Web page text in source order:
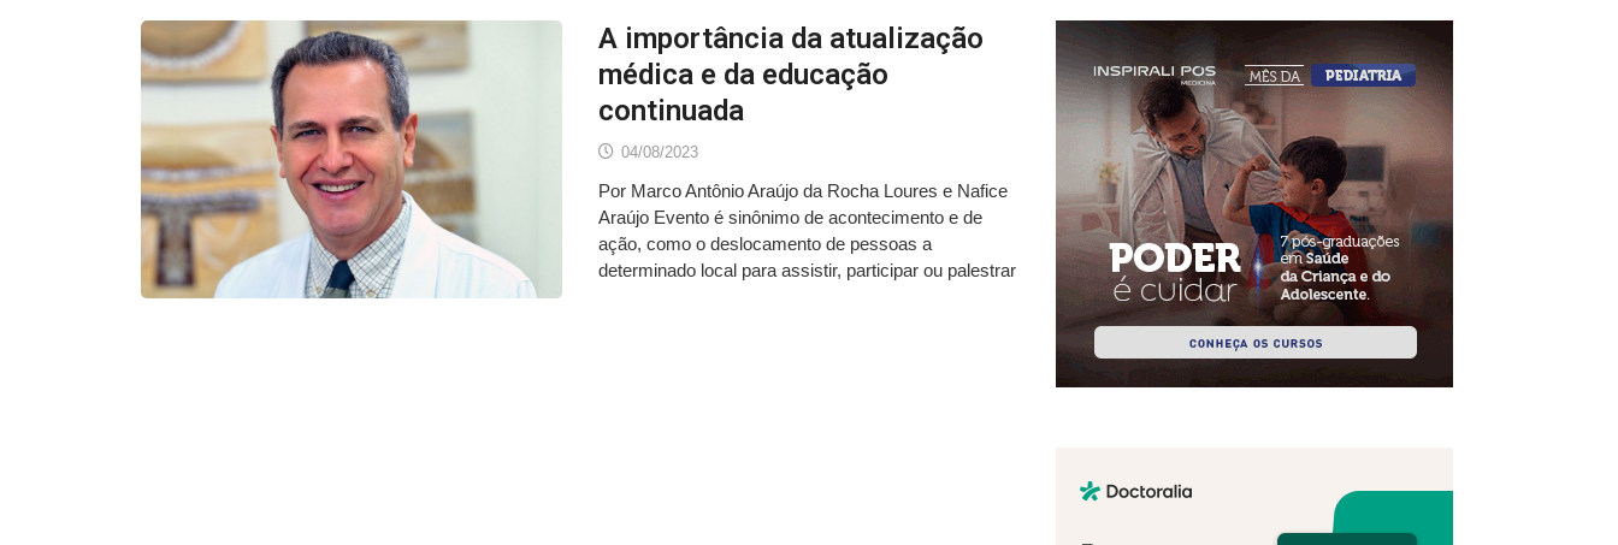
A importância da atualização
médica e da educação
continuada
04/08/2023
Por Marco Antônio Araújo da Rocha Loures e Nafice
Araújo Evento é sinônimo de acontecimento e de
ação, como o deslocamento de pessoas a
determinado local para assistir, participar ou palestrar